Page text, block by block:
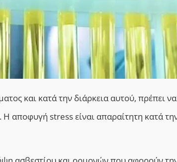
και κατά την διάρκεια αυτού, πρέπει
αποφυγή stress είναι απαραίτητη κατά